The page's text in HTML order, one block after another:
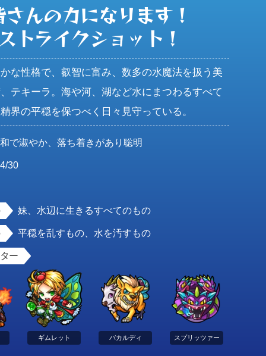
さんの力になります！
トライクショット！
な性格で、叡智に富み、数多の水魔法を扱う美
テキーラ。海や河、湖など水にまつわるすべて
界の平穏を保つべく日々見守っている。
で淑やか、落ち着きがあり聡明
4/30
妹、水辺に生きるすべてのもの
平穏を乱すもの、水を汚すもの
ー
ギムレット バカルディ スプリッツァー